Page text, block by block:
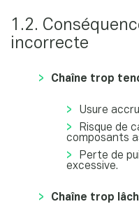
1.2.
incorrecte
Chaîne trop
Usure
Risque de
composants
Perte de
excessive.
Chaîne trop